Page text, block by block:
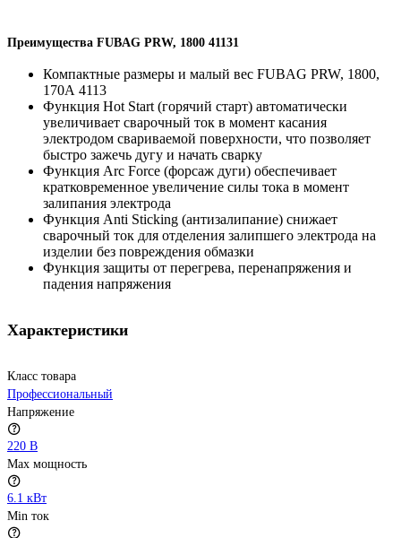
Преимущества FUBAG PRW, 1800 41131
Компактные размеры и малый вес FUBAG PRW, 1800,
170А 4113
Функция Hot Start (горячий старт) автоматически
увеличивает сварочный ток в момент касания
электродом свариваемой поверхности, что позволяет
быстро зажечь дугу и начать сварку
Функция Arc Force (форсаж дуги) обеспечивает
кратковременное увеличение силы тока в момент
залипания электрода
Функция Anti Sticking (антизалипание) снижает
сварочный ток для отделения залипшего электрода на
изделии без повреждения обмазки
Функция защиты от перегрева, перенапряжения и
падения напряжения
Характеристики
Класс товара
Профессиональный
Напряжение
220 В
Max мощность
6.1 кВт
Min ток